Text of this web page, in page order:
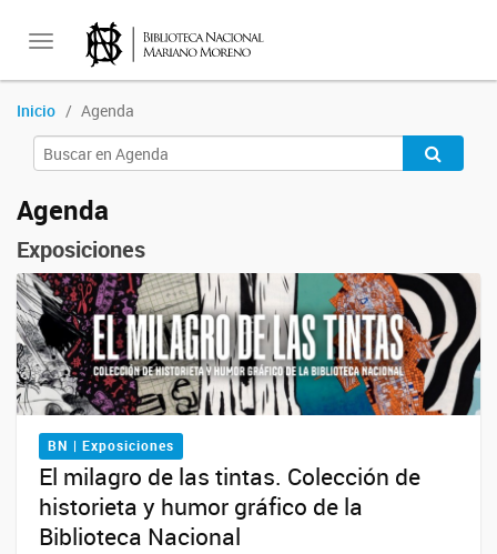
Toggle
navigation
Inicio Agenda
Agenda
Exposiciones
BN | Exposiciones
El milagro de las tintas. Colección de
historieta y humor gráfico de la
Biblioteca Nacional